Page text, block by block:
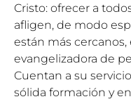
Cristo: ofrecer a
afligen, de modo
están más
evangelizadora de
Cuentan a su
sólida formación y